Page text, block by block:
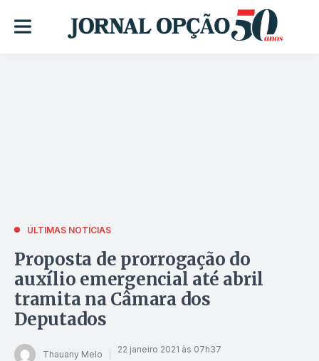
ÚLTIMAS NOTÍCIAS
Proposta de prorrogação do
auxílio emergencial até abril
tramita na Câmara dos
Deputados
Thauany Melo 22 janeiro 2021 às 07h37